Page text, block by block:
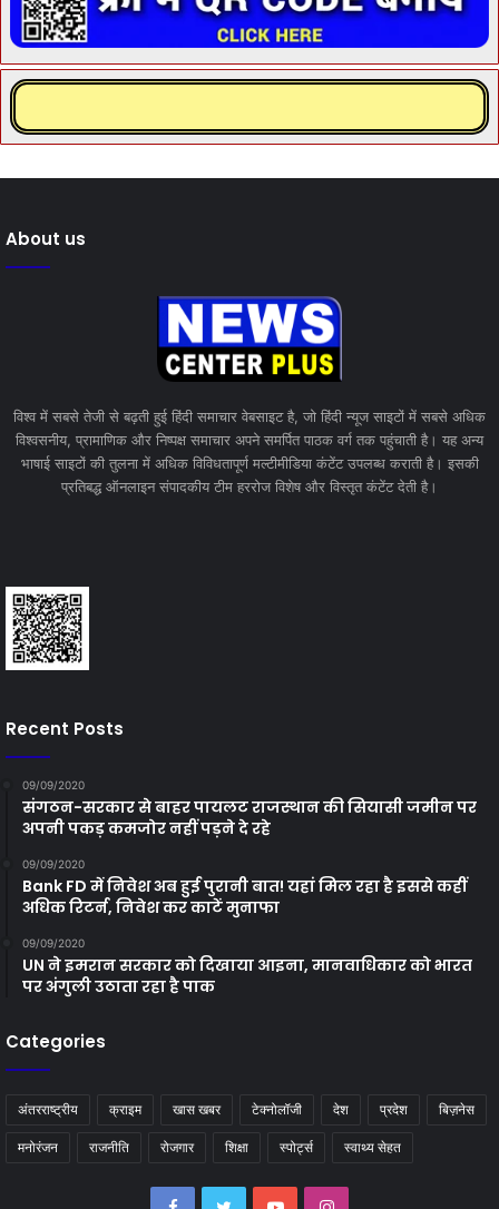
About us
विश्व में सबसे तेजी से बढ़ती हुई हिंदी समाचार वेबसाइट है, जो हिंदी न्यूज साइटों में सबसे अधिक
विश्वसनीय, प्रामाणिक और निष्पक्ष समाचार अपने समर्पित पाठक वर्ग तक पहुंचाती है। यह अन्य
भाषाई साइटों की तुलना में अधिक विविधतापूर्ण मल्टीमीडिया कंटेंट उपलब्ध कराती है। इसकी
प्रतिबद्ध ऑनलाइन संपादकीय टीम हररोज विशेष और विस्तृत कंटेंट देती है।
Recent Posts
09/09/2020
संगठन-सरकार से बाहर पायलट राजस्थान की सियासी जमीन पर
अपनी पकड़ कमजोर नहीं पड़ने दे रहे
09/09/2020
Bank FD में निवेश अब हुई पुरानी बात! यहां मिल रहा है इससे कहीं
अधिक रिटर्न, निवेश कर काटें मुनाफा
09/09/2020
UN ने इमरान सरकार को दिखाया आइना, मानवाधिकार को भारत
पर अंगुली उठाता रहा है पाक
Categories
अंतरराष्ट्रीय क्राइम खास खबर टेक्नोलॉजी देश प्रदेश बिज़नेस
मनोरंजन राजनीति रोजगार शिक्षा स्पोर्ट्स स्वाथ्य सेहत